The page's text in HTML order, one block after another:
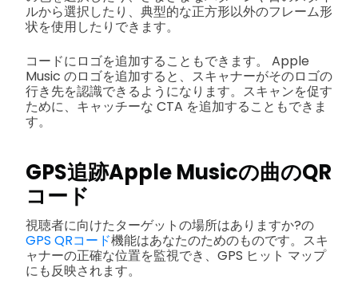
ルから選択したり、典型的な正方形以外のフレーム形
状を使用したりできます。
コードにロゴを追加することもできます。 Apple
Music のロゴを追加すると、スキャナーがそのロゴの
行き先を認識できるようになります。スキャンを促す
ために、キャッチーな CTA を追加することもできま
す。
GPS追跡Apple Musicの曲のQR
コード
視聴者に向けたターゲットの場所はありますか?の
GPS QRコード機能はあなたのためのものです。スキ
ャナーの正確な位置を監視でき、GPS ヒット マップ
にも反映されます。